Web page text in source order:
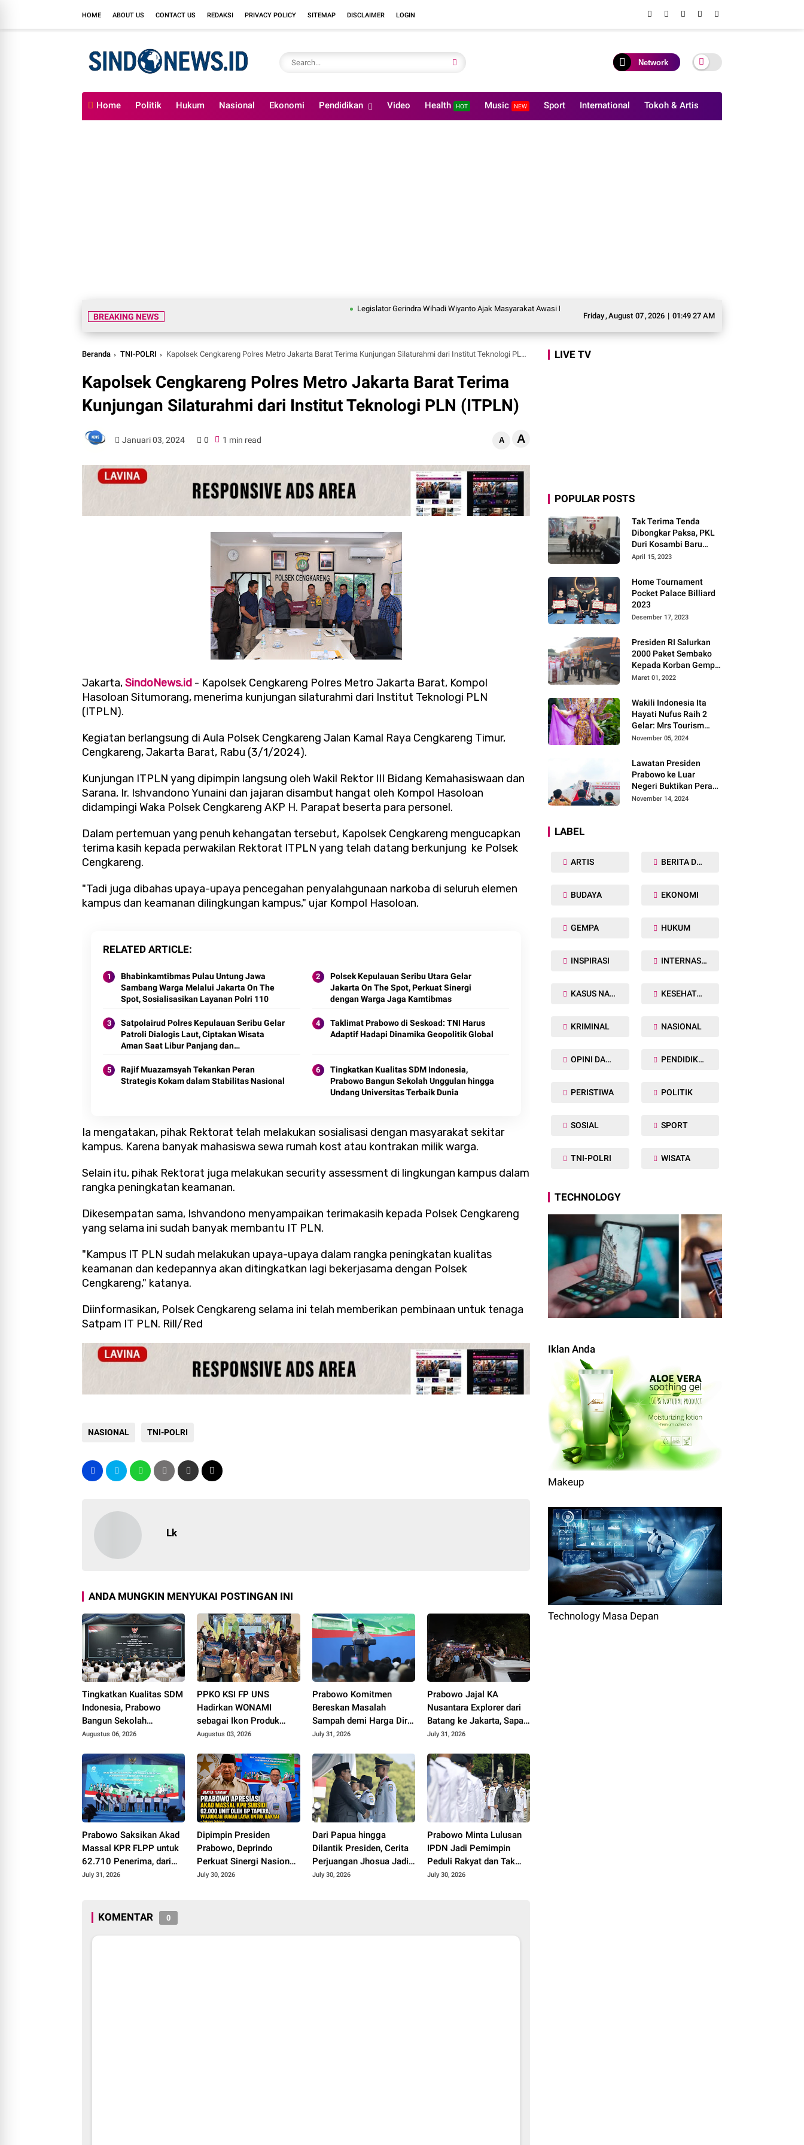
HOME ABOUT US CONTACT US REDAKSI PRIVACY POLICY SITEMAP DISCLAIMER LOGIN
Network
Home Politik Hukum Nasional Ekonomi Pendidikan Video Health HOT Music NEW Sport International Tokoh & Artis
Friday,August 07,2026 | 01:49 28 AM
BREAKING NEWS
Legislator Gerindra Wihadi Wiyanto Ajak Masyarakat Awasi Program Makan Bergizi Gratis agar Tepat Sasaran
Beranda TNI-POLRI Kapolsek Cengkareng Polres Metro Jakarta Barat Terima Kunjungan Silaturahmi dari Institut Teknologi PLN (ITPLN)
Kapolsek Cengkareng Polres Metro Jakarta Barat Terima
Kunjungan Silaturahmi dari Institut Teknologi PLN (ITPLN)
Januari 03, 2024 0 1 min read A A
Jakarta,SindoNews.id - Kapolsek Cengkareng Polres Metro Jakarta Barat, Kompol
Hasoloan Situmorang, menerima kunjungan silaturahmi dari Institut Teknologi PLN
(ITPLN).
Kegiatan berlangsung di Aula Polsek Cengkareng Jalan Kamal Raya Cengkareng Timur,
Cengkareng, Jakarta Barat, Rabu (3/1/2024).
Kunjungan ITPLN yang dipimpin langsung oleh Wakil Rektor III Bidang Kemahasiswaan dan
Sarana, Ir. Ishvandono Yunaini dan jajaran disambut hangat oleh Kompol Hasoloan
didampingi Waka Polsek Cengkareng AKP H. Parapat beserta para personel.
Dalam pertemuan yang penuh kehangatan tersebut, Kapolsek Cengkareng mengucapkan
terima kasih kepada perwakilan Rektorat ITPLN yang telah datang berkunjung ke Polsek
Cengkareng.
"Tadi juga dibahas upaya-upaya pencegahan penyalahgunaan narkoba di seluruh elemen
kampus dan keamanan dilingkungan kampus," ujar Kompol Hasoloan.
RELATED ARTICLE
Bhabinkamtibmas Pulau Untung Jawa
Sambang Warga Melalui Jakarta On The
Spot, Sosialisasikan Layanan Polri 110
Polsek Kepulauan Seribu Utara Gelar
Jakarta On The Spot, Perkuat Sinergi
dengan Warga Jaga Kamtibmas
Satpolairud Polres Kepulauan Seribu Gelar
Patroli Dialogis Laut, Ciptakan Wisata
Aman Saat Libur Panjang dan
Taklimat Prabowo di Seskoad: TNI Harus
Adaptif Hadapi Dinamika Geopolitik Global
Rajif Muazamsyah Tekankan Peran
Strategis Kokam dalam Stabilitas Nasional
Tingkatkan Kualitas SDM Indonesia,
Prabowo Bangun Sekolah Unggulan hingga
Undang Universitas Terbaik Dunia
Ia mengatakan, pihak Rektorat telah melakukan sosialisasi dengan masyarakat sekitar
kampus. Karena banyak mahasiswa sewa rumah kost atau kontrakan milik warga.
Selain itu, pihak Rektorat juga melakukan security assessment di lingkungan kampus dalam
rangka peningkatan keamanan.
Dikesempatan sama, Ishvandono menyampaikan terimakasih kepada Polsek Cengkareng
yang selama ini sudah banyak membantu IT PLN.
"Kampus IT PLN sudah melakukan upaya-upaya dalam rangka peningkatan kualitas
keamanan dan kedepannya akan ditingkatkan lagi bekerjasama dengan Polsek
Cengkareng," katanya.
Diinformasikan, Polsek Cengkareng selama ini telah memberikan pembinaan untuk tenaga
Satpam IT PLN. Rill/Red
NASIONAL TNI-POLRI
Lk
ANDA MUNGKIN MENYUKAI POSTINGAN INI
Tingkatkan Kualitas SDM
Indonesia, Prabowo
Bangun Sekolah
Unggulan hingga Undang
Augustus 06, 2026
PPKO KSI FP UNS
Hadirkan WONAMI
sebagai Ikon Produk
Desa Wonorejo, Raih
Polokarto Tumoto Expo
2026
Augustus 03, 2026
Prabowo Komitmen
Bereskan Masalah
Sampah demi Harga Diri
Bangsa
July 31, 2026
Prabowo Jajal KA
Nusantara Explorer dari
Batang ke Jakarta, Sapa
Hangat Warga
July 31, 2026
Prabowo Saksikan Akad
Massal KPR FLPP untuk
62.710 Penerima, dari
Guru SD hingga
July 31, 2026
Dipimpin Presiden
Prabowo, Deprindo
Perkuat Sinergi Nasional
Wujudkan Program 3
July 30, 2026
Dari Papua hingga
Dilantik Presiden, Cerita
Perjuangan Jhosua Jadi
Praja IPDN
July 30, 2026
Prabowo Minta Lulusan
IPDN Jadi Pemimpin
Peduli Rakyat dan Tak
Korup
July 30, 2026
KOMENTAR 0
LIVE TV
POPULAR POSTS
Tak Terima Tenda
Dibongkar Paksa, PKL
Duri Kosambi Baru
Gugat PT MD
April 15, 2023
Home Tournament
Pocket Palace Billiard
2023
Desember 17, 2023
Presiden RI Salurkan
2000 Paket Sembako
Kepada Korban Gempa
di Pasaman Barat
Maret 01, 2022
Wakili Indonesia Ita
Hayati Nufus Raih 2
Gelar: Mrs Tourism
2024 dan Fourth
Worldwide
International 2024, di
Pemilihan Mrs
Worldwide 2024
November 05, 2024
Lawatan Presiden
Prabowo ke Luar
Negeri Buktikan Peran
Strategis Indonesia di
November 14, 2024
LABEL
ARTIS BERITA DAERAH
BUDAYA EKONOMI
GEMPA HUKUM
INSPIRASI INTERNASIONAL
KASUS NARKOBA KESEHATAN TUBUH
KRIMINAL NASIONAL
OPINI DAN ARTIKEL PENDIDIKAN
PERISTIWA POLITIK
SOSIAL SPORT
TNI-POLRI WISATA
TECHNOLOGY
Iklan Anda
Makeup
Technology Masa Depan